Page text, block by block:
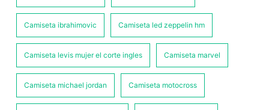
Camiseta ibrahimovic Camiseta led zeppelin hm
Camiseta levis mujer el corte ingles Camiseta marvel
Camiseta michael jordan Camiseta motocross